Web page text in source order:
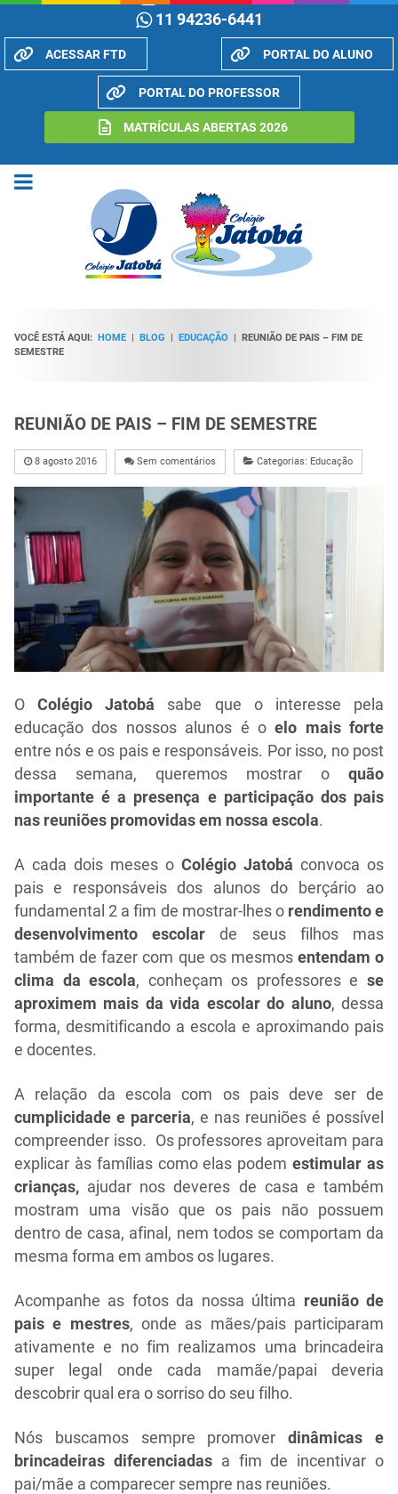
11 94236-6441
ACESSAR FTD PORTAL DO ALUNO
PORTAL DO PROFESSOR
MATRÍCULAS ABERTAS 2026
VOCÊ ESTÁ AQUI: HOME | BLOG | EDUCAÇÃO | REUNIÃO DE PAIS – FIM DE
SEMESTRE
REUNIÃO DE PAIS – FIM DE SEMESTRE
8 agosto 2016 Sem comentários Categorias: Educação
OColégio Jatobá sabe que o interesse pela
educação dos nossos alunos é oelo mais forte
entre nós e os pais e responsáveis. Por isso, no post
dessa semana, queremos mostrar o quão
importante é a presença e participação dos pais
nas reuniões promovidas em nossa escola.
A cada dois meses o Colégio Jatobá convoca os
pais e responsáveis dos alunos do berçário ao
fundamental 2 a fim de mostrar-lhes o rendimento e
desenvolvimento escolar de seus filhos mas
também de fazer com que os mesmos entendam o
clima da escola, conheçam os professores ese
aproximem mais da vida escolar do aluno, dessa
forma, desmitificando a escola e aproximando pais
e docentes.
A relação da escola com os pais deve ser de
cumplicidade e parceria, e nas reuniões é possível
compreender isso. Os professores aproveitam para
explicar às famílias como elas podemestimular as
crianças, ajudar nos deveres de casa e também
mostram uma visão que os pais não possuem
dentro de casa, afinal, nem todos se comportam da
mesma forma em ambos os lugares.
Acompanhe as fotos da nossa última reunião de
pais e mestres, onde as mães/pais participaram
ativamente e no fim realizamos uma brincadeira
super legal onde cada mamãe/papai deveria
descobrir qual era o sorriso do seu filho.
Nós buscamos sempre promoverdinâmicas e
brincadeiras diferenciadasa fim de incentivar o
pai/mãe a comparecer sempre nas reuniões.